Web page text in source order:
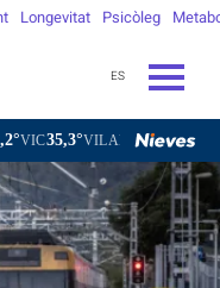
Longevitat Psicòleg
ES
VILAFRANCA DEL